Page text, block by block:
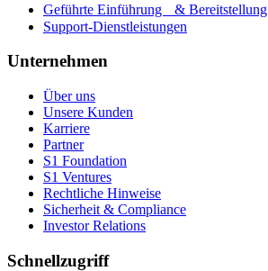
Geführte Einführung & Bereitstellung
Support-Dienstleistungen
Unternehmen
Über uns
Unsere Kunden
Karriere
Partner
S1 Foundation
S1 Ventures
Rechtliche Hinweise
Sicherheit & Compliance
Investor Relations
Schnellzugriff